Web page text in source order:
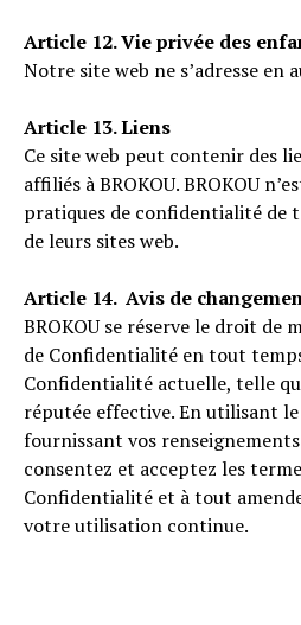
Article 12. Vie privée des
Notre site web ne s’adresse en
Article 13. Liens
Ce site web peut contenir des
affiliés à BROKOU. BROKOU
pratiques de confidentialité de
de leurs sites web.
Article 14. Avis de
BROKOU se réserve le droit de
de Confidentialité en tout
Confidentialité actuelle, telle
réputée effective. En utilisant
fournissant vos
consentez et acceptez les
Confidentialité et à tout
votre utilisation continue.